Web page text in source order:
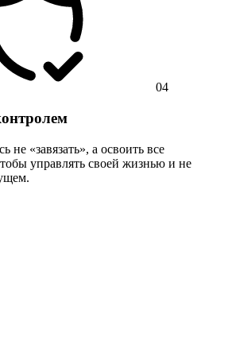
04
не «завязать», а освоить все
управлять своей жизнью и не